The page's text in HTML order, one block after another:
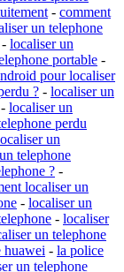
- comment
un telephone
- localiser un
portable -
pour localiser
? - localiser un
- localiser un
perdu
un
telephone
? -
localiser un
- localiser un
- localiser
un telephone
huawei - la police
un telephone